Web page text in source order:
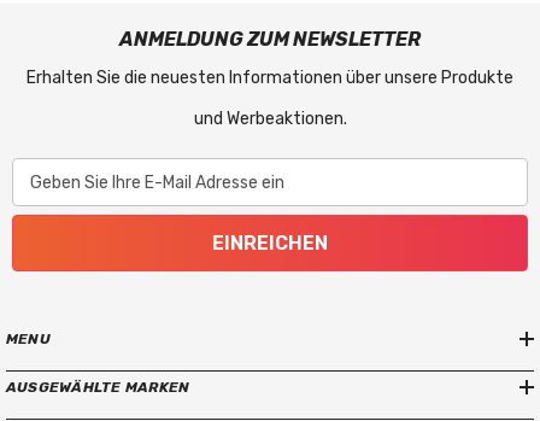
ANMELDUNG ZUM NEWSLETTER
Erhalten Sie die neuesten Informationen über unsere Produkte
und Werbeaktionen.
Geben Sie Ihre E-Mail Adresse ein
EINREICHEN
MENU
AUSGEWÄHLTE MARKEN